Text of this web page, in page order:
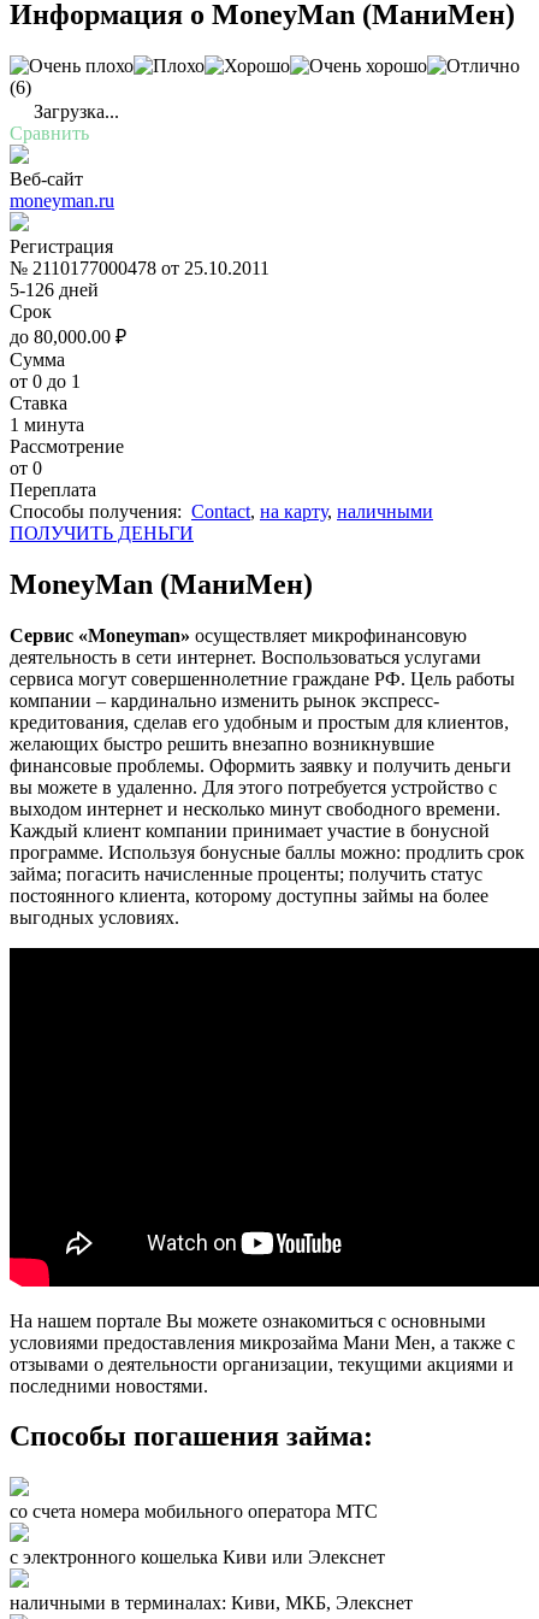
Информация о MoneyMan (МаниМен)
(6)
Загрузка...
Сравнить
Веб-сайт
moneyman.ru
Регистрация
№ 2110177000478 от 25.10.2011
5-126 дней
Срок
до 80,000.00 ₽
Сумма
от 0 до 1
Ставка
1 минута
Рассмотрение
от 0
Переплата
Cпособы получения: Contact, на карту, наличными
ПОЛУЧИТЬ ДЕНЬГИ
MoneyMan (МаниМен)
Сервис «Moneyman» осуществляет микрофинансовую
деятельность в сети интернет. Воспользоваться услугами
сервиса могут совершеннолетние граждане РФ. Цель работы
компании – кардинально изменить рынок экспресс-
кредитования, сделав его удобным и простым для клиентов,
желающих быстро решить внезапно возникнувшие
финансовые проблемы. Оформить заявку и получить деньги
вы можете в удаленно. Для этого потребуется устройство с
выходом интернет и несколько минут свободного времени.
Каждый клиент компании принимает участие в бонусной
программе. Используя бонусные баллы можно: продлить срок
займа; погасить начисленные проценты; получить статус
постоянного клиента, которому доступны займы на более
выгодных условиях.
На нашем портале Вы можете ознакомиться с основными
условиями предоставления микрозайма Мани Мен, а также с
отзывами о деятельности организации, текущими акциями и
последними новостями.
Способы погашения займа:
со счета номера мобильного оператора МТС
с электронного кошелька Киви или Элекснет
наличными в терминалах: Киви, МКБ, Элекснет